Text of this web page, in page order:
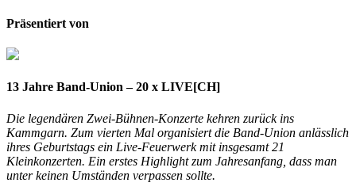
Präsentiert von
13 Jahre Band-Union – 20 x LIVE[CH]
Die legendären Zwei-Bühnen-Konzerte kehren zurück ins
Kammgarn. Zum vierten Mal organisiert die Band-Union anlässlich
ihres Geburtstags ein Live-Feuerwerk mit insgesamt 21
Kleinkonzerten. Ein erstes Highlight zum Jahresanfang, dass man
unter keinen Umständen verpassen sollte.